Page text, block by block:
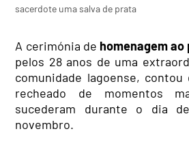
sacerdote uma salva de prata
A cerimónia de homenagem
pelos 28 anos de uma
comunidade lagoense,
recheado de momentos
sucederam durante o dia
novembro.